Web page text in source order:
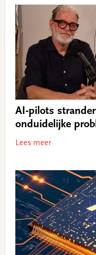
AI-pilots
onduidelijke
Lees meer